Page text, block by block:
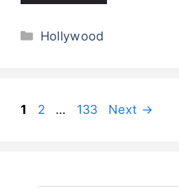
Categories
Hollywood
Page
1 Page
2 … Page
133 Next →